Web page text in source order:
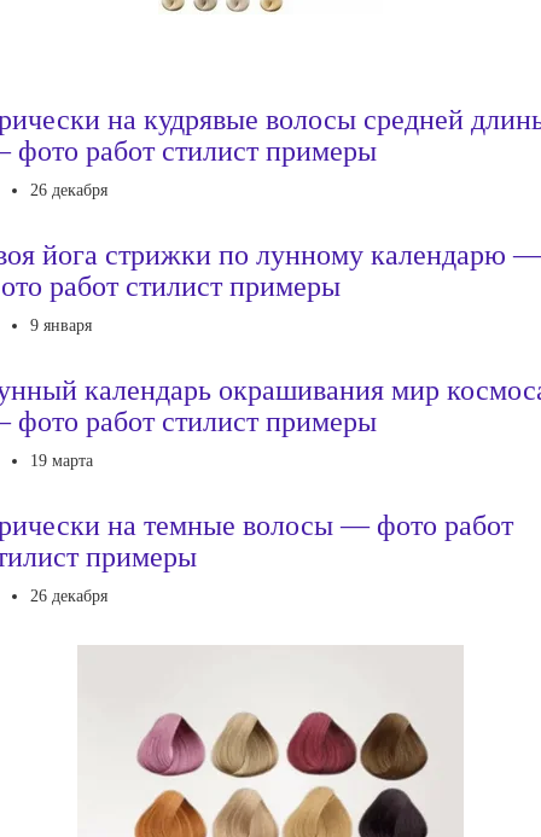
на кудрявые волосы средней
работ стилист примеры
26 декабря
йога стрижки по лунному календарю —
работ стилист примеры
9 января
календарь окрашивания мир
работ стилист примеры
19 марта
на темные волосы — фото работ
примеры
26 декабря